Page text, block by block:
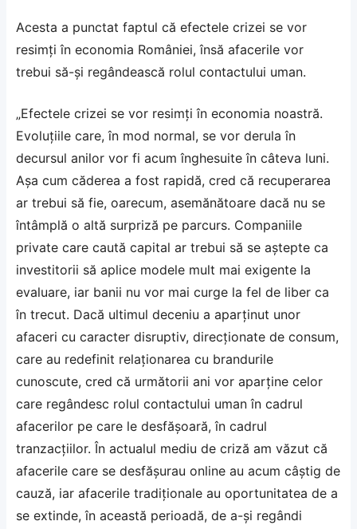
Acesta a punctat faptul că efectele crizei se vor
resimţi în economia României, însă afacerile vor
trebui să-şi regândească rolul contactului uman.
„Efectele crizei se vor resimţi în economia noastră.
Evoluţiile care, în mod normal, se vor derula în
decursul anilor vor fi acum înghesuite în câteva luni.
Aşa cum căderea a fost rapidă, cred că recuperarea
ar trebui să fie, oarecum, asemănătoare dacă nu se
întâmplă o altă surpriză pe parcurs. Companiile
private care caută capital ar trebui să se aştepte ca
investitorii să aplice modele mult mai exigente la
evaluare, iar banii nu vor mai curge la fel de liber ca
în trecut. Dacă ultimul deceniu a aparţinut unor
afaceri cu caracter disruptiv, direcţionate de consum,
care au redefinit relaţionarea cu brandurile
cunoscute, cred că următorii ani vor aparţine celor
care regândesc rolul contactului uman în cadrul
afacerilor pe care le desfăşoară, în cadrul
tranzacţiilor. În actualul mediu de criză am văzut că
afacerile care se desfăşurau online au acum câştig de
cauză, iar afacerile tradiţionale au oportunitatea de a
se extinde, în această perioadă, de a-şi regândi